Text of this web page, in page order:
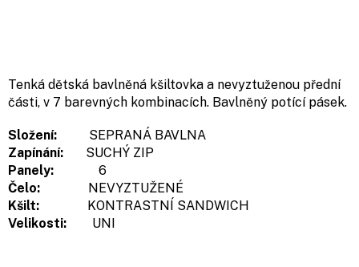
Tenká dětská bavlněná kšiltovka a nevyztuženou přední
části, v 7 barevných kombinacích. Bavlněný potící pásek.
Složení:
SEPRANÁ BAVLNA
Zapínání:
SUCHÝ ZIP
Panely: 6
Čelo:
NEVYZTUŽENÉ
Kšilt:
KONTRASTNÍ SANDWICH
Velikosti:
UNI